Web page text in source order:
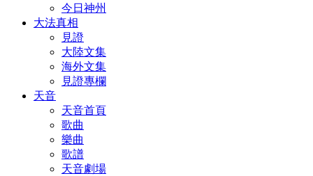
今日神州
大法真相
見證
大陸文集
海外文集
見證專欄
天音
天音首頁
歌曲
樂曲
歌譜
天音劇場